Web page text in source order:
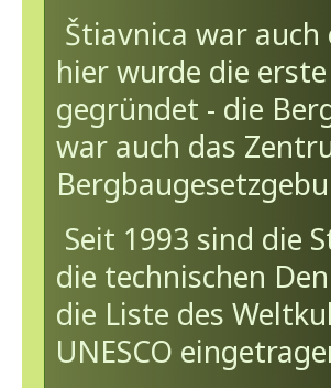
Štiavnica war
hier wurde die
gegründet - die
war auch das
Seit 1993 sind die
die technischen
die Liste des
UNESCO